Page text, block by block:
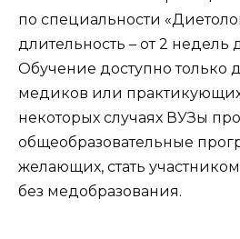
по специальности
длительность – от 2 недель
Обучение доступно только
медиков или
некоторых случаях ВУЗы
общеобразовательные
желающих, стать
без медобразования.